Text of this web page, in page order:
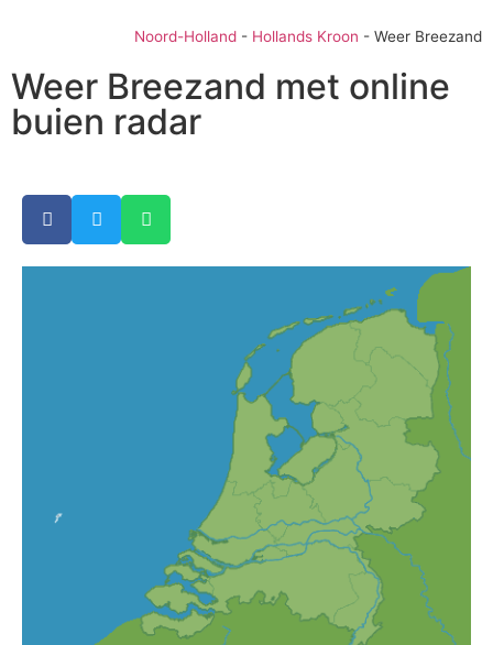
Noord-Holland - Hollands Kroon - Weer Breezand
Weer Breezand met online
buien radar